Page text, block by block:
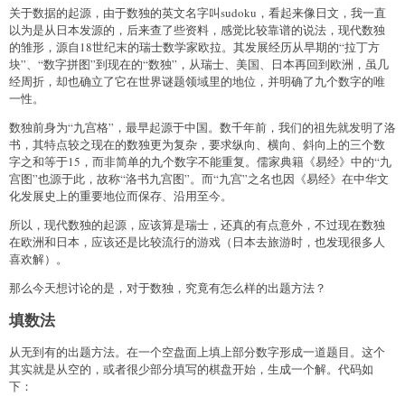
begin_time);
    ofile.close();
}
void bitmap_sort() {
    vector<int> v;
    ifstream ifile;
    ifile.open("./input.txt");
    string line;
    unsigned long begin_time = GetTickCount();
    while(getline(ifile, line)) {
        v.push_back(atoi(line.c_str()));
    }
    unsigned long end_time = GetTickCount();
    printf("finish input, cost time=%d\n", end_time-
begin_time);
    ifile.close();
    for (int i = 0; i <= N; ++i) {
    }
    for (int i = 0; i < v.size(); ++i) {
        //printf("set: i=%d, v[i]=%d\n", i, v[i]);
关于数据的起源，由于数独的英文名字叫sudoku，看起来像日文，我一直
以为是从日本发源的，后来查了些资料，感觉比较靠谱的说法，现代数独
的雏形，源自18世纪末的瑞士数学家欧拉。其发展经历从早期的“拉丁方
块”、“数字拼图”到现在的“数独”，从瑞士、美国、日本再回到欧洲，虽几
经周折，却也确立了它在世界谜题领域里的地位，并明确了九个数字的唯
一性。
数独前身为“九宫格”，最早起源于中国。数千年前，我们的祖先就发明了洛
书，其特点较之现在的数独更为复杂，要求纵向、横向、斜向上的三个数
字之和等于15，而非简单的九个数字不能重复。儒家典籍《易经》中的“九
宫图”也源于此，故称“洛书九宫图”。而“九宫”之名也因《易经》在中华文
化发展史上的重要地位而保存、沿用至今。
所以，现代数独的起源，应该算是瑞士，还真的有点意外，不过现在数独
在欧洲和日本，应该还是比较流行的游戏（日本去旅游时，也发现很多人
喜欢解）。
那么今天想讨论的是，对于数独，究竟有怎么样的出题方法？
填数法
从无到有的出题方法。在一个空盘面上填上部分数字形成一道题目。这个
其实就是从空的，或者很少部分填写的棋盘开始，生成一个解。代码如
下：